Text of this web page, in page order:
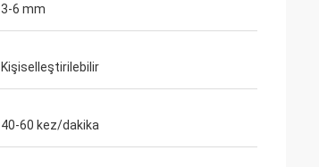
3-6 mm
Kişiselleştirilebilir
40-60 kez/dakika